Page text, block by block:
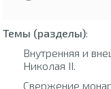
Темы (разделы):
Внутренняя и
Николая II.
Свержение